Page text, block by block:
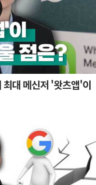
대 메신저 '왓츠앱'이